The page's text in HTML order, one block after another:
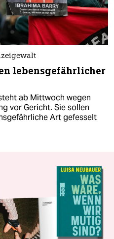
lebensgefährlicher
ab Mittwoch wegen
vor Gericht. Sie sollen
Art gefesselt